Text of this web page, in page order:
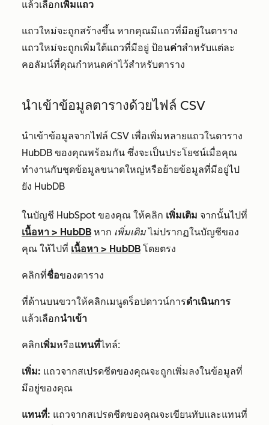
แล้วเลือกเพิ่มแถว
แถวใหม่จะถูกสร้างขึ้น หากคุณมีแถวที่มีอยู่ในตาราง
แถวใหม่จะถูกเพิ่มใต้แถวที่มีอยู่ ป้อนค่าสำหรับแต่ละ
คอลัมน์ที่คุณกำหนดค่าไว้สำหรับตาราง
นำเข้าข้อมูลตารางด้วยไฟล์ CSV
นำเข้าข้อมูลจากไฟล์ CSV เพื่อเพิ่มหลายแถวในตาราง
HubDB ของคุณพร้อมกัน ซึ่งจะเป็นประโยชน์เมื่อคุณ
ทำงานกับชุดข้อมูลขนาดใหญ่หรือย้ายข้อมูลที่มีอยู่ไป
ยัง HubDB
ในบัญชี HubSpot ของคุณ ให้คลิก เพิ่มเติม จากนั้นไปที่
เนื้อหา > HubDB หาก เพิ่มเติมไม่ปรากฏในบัญชีของ
คุณ ให้ไปที่ เนื้อหา > HubDB โดยตรง
คลิกที่ชื่อของตาราง
ที่ด้านบนขวาให้คลิกเมนูดร็อปดาวน์การดำเนินการ
แล้วเลือกนำเข้า
คลิกเพิ่มหรือแทนที่ไทล์:
เพิ่ม: แถวจากสเปรดชีตของคุณจะถูกเพิ่มลงในข้อมูลที่
มีอยู่ของคุณ
แทนที่: แถวจากสเปรดชีตของคุณจะเขียนทับและแทนที่